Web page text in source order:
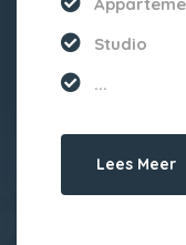
Studio
...
Lees Meer